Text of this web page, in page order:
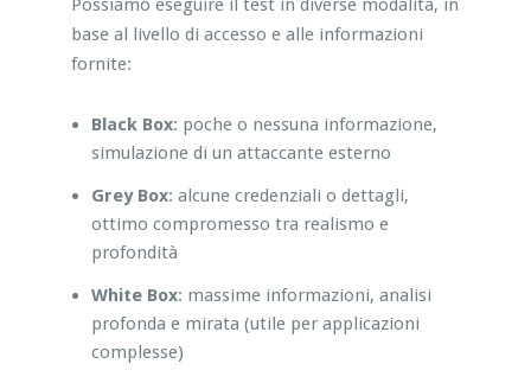
Possiamo eseguire il test in diverse modalità, in
base al livello di accesso e alle informazioni
fornite:
Black Box: poche o nessuna informazione,
simulazione di un attaccante esterno
Grey Box: alcune credenziali o dettagli,
ottimo compromesso tra realismo e
profondità
White Box: massime informazioni, analisi
profonda e mirata (utile per applicazioni
complesse)